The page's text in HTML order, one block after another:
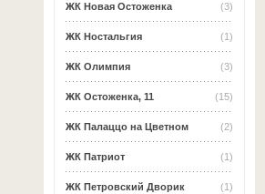
(3)
ЖК Новая Остоженка
(1)
ЖК Ностальгия
(3)
ЖК Олимпия
(15)
ЖК Остоженка, 11
(2)
ЖК Палаццо на Цветном
(1)
ЖК Патриот
(1)
ЖК Петровский Дворик